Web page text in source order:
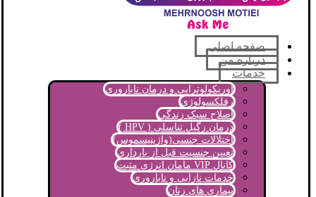
صفحه اصلی
درباره من
خدمات
اوریکولوتراپی و درمان ناباروری
رفلکسولوژی
اصلاح سبک زندگی
درمان زگیل تناسلی ( HPV )
اختلالات جنسی(واژینیسموس)
تعیین جنسیت قبل از بارداری
کانال VIP مامان انرژی مثبت
خدمات نازایی و ناباروری
بیماری های زنان